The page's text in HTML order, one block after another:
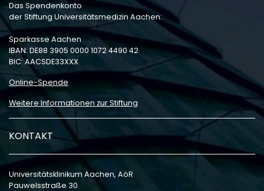
Das Spendenkonto
der Stiftung Universitätsmedizin Aachen:
Sparkasse Aachen
IBAN: DE88 3905 0000 1072 4490 42
BIC: AACSDE33XXX
Online-Spende
Weitere Informationen zur Stiftung
KONTAKT
Universitätsklinikum Aachen, AöR
Pauwelsstraße 30